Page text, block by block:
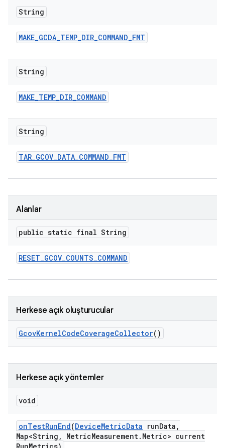
String
MAKE_GCDA_TEMP_DIR_COMMAND_FMT
String
MAKE_TEMP_DIR_COMMAND
String
TAR_GCOV_DATA_COMMAND_FMT
Alanlar
public static final String
RESET_GCOV_COUNTS_COMMAND
Herkese açık oluşturucular
GcovKernelCodeCoverageCollector()
Herkese açık yöntemler
void
onTestRunEnd(DeviceMetricData runData ,
Map<String , MetricMeasurement. Metric> current